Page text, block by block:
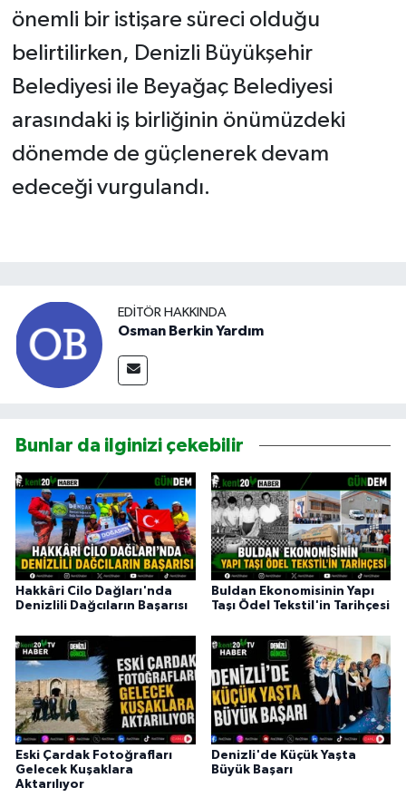
önemli bir istişare süreci olduğu
belirtilirken, Denizli Büyükşehir
Belediyesi ile Beyağaç Belediyesi
arasındaki iş birliğinin önümüzdeki
dönemde de güçlenerek devam
edeceği vurgulandı.
EDITÖR HAKKINDA
Osman Berkin Yardım
Bunlar da ilginizi çekebilir
Hakkâri Cilo Dağları'nda
Denizlili Dağcıların Başarısı
Buldan Ekonomisinin Yapı
Taşı Ödel Tekstil'in Tarihçesi
Eski Çardak Fotoğrafları
Gelecek Kuşaklara
Aktarılıyor
Denizli'de Küçük Yaşta
Büyük Başarı